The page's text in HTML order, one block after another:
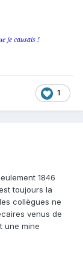
je causais !
1
1846
toujours la
collègues ne
venus de
une mine